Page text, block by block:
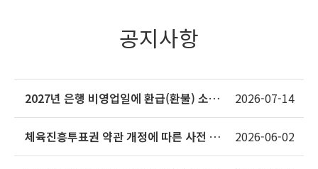
공지사항
2027년 은행 비영업일에 환급(환불) 소멸 2026-07-14
체육진흥투표권 약관 개정에 따른 사전 안 2026-06-02